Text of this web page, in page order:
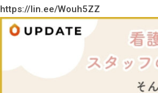
https://lin.ee/Wouh5ZZ